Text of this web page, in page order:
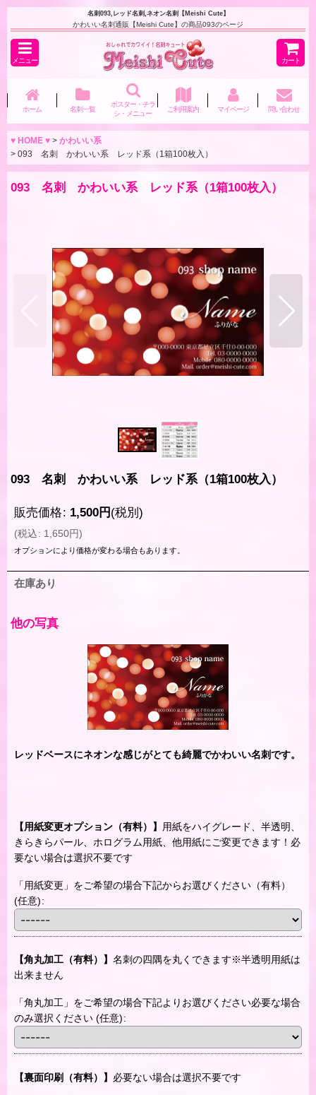
名刺093,レッド名刺,ネオン名刺【Meishi Cute】
かわいい名刺通販【Meishi Cute】の商品093のページ
メニュー カート
ホーム 名刺一覧
ポスター・チラ
シ・メニュー
ご利用案内 マイページ 問い合わせ
♥ HOME ♥ > かわいい系
> 093 名刺 かわいい系 レッド系（1箱100枚入）
093 名刺 かわいい系 レッド系（1箱100枚入）
093 名刺 かわいい系 レッド系（1箱100枚入）
販売価格: 1,500円 (税別)
(税込: 1,650円)
オプションにより価格が変わる場合もあります。
在庫あり
他の写真
レッドベースにネオンな感じがとても綺麗でかわいい名刺です。
【用紙変更オプション（有料）】 用紙をハイグレード、半透明、
きらきらパール、ホログラム用紙、他用紙にご変更できます！必
要ない場合は選択不要です
「用紙変更」をご希望の場合下記からお選びください（有料）
(任意):
【角丸加工（有料）】 名刺の四隅を丸くできます※半透明用紙は
出来ません
「角丸加工」をご希望の場合下記よりお選びください必要な場合
のみ選択ください (任意):
【裏面印刷（有料）】 必要ない場合は選択不要です